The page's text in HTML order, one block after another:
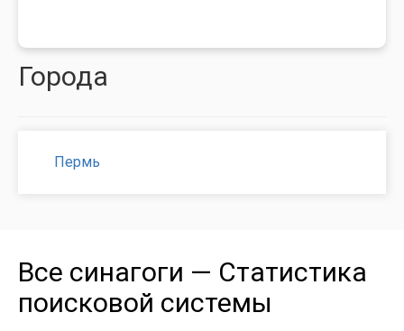
Города
Пермь
Все синагоги — Статистика
поисковой системы